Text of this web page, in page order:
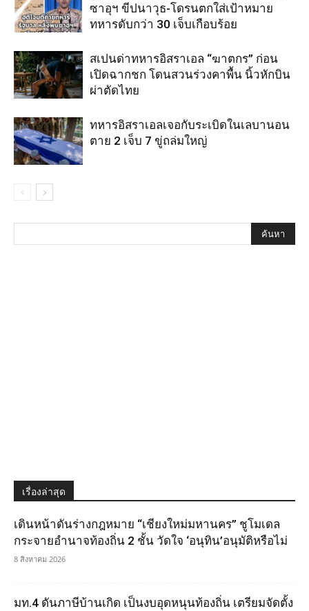
ซาอุฯ ขีปนาวุธ-โดรนตกใส่เป้าหมาย
ทหารดับกว่า 30 เจ็บเกือบร้อย
สเปนด่าทหารอิสราเอล “ฆาตกร” ก่อน
เปิดฉากชก โดนสวนร่วงคาพื้น นิ้วหักบิน
ผ่าตัดไทย
ทหารอิสราเอลเจอกับระเบิดในเลบานอน
ตาย 2 เจ็บ 7 ขู่ถล่มใหญ่
เรื่องล่าสุด
เดินหน้าดันร่างกฎหมาย “เชียงใหม่มหานคร” ชูโมเดล
กระจายอำนาจท้องถิ่น 2 ชั้น วัดใจ ‘อนุทิน’อนุมัติหรือไม่
8 สิงหาคม 2026
มท.4 ดันภาษีบ้านเกิด เป็นงบอุดหนุนท้องถิ่น เตรียมจัดตั้ง